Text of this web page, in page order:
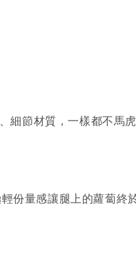
節材質，一樣都不馬虎
份量感讓腿上的蘿蔔終